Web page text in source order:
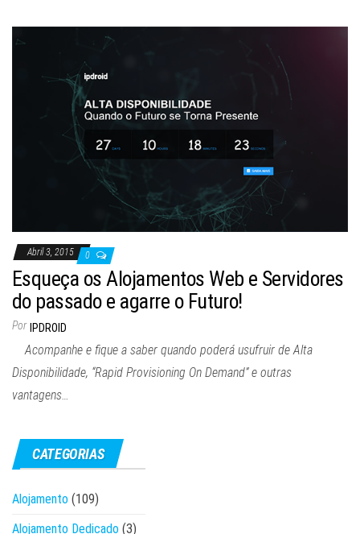
Abril 3, 2015 0
Esqueça os Alojamentos Web e Servidores
do passado e agarre o Futuro!
Por IPDROID
Acompanhe e fique a saber quando poderá usufruir de Alta
Disponibilidade, “Rapid Provisioning On Demand” e outras
vantagens…
CATEGORIAS
Alojamento (109)
Alojamento Dedicado (3)